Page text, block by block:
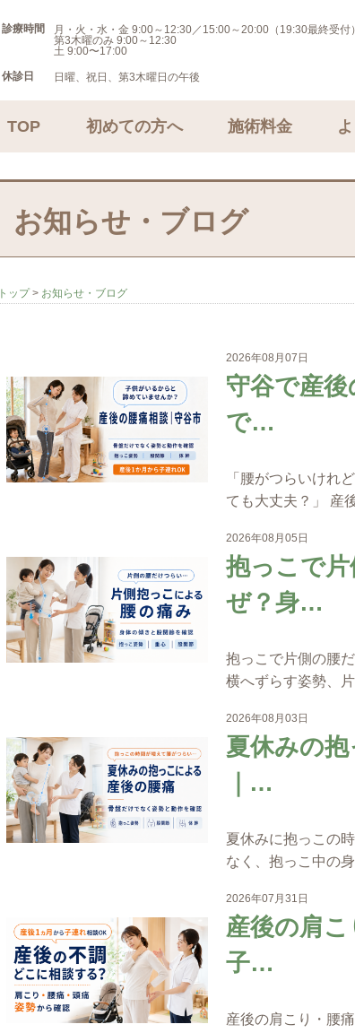
診療時間
月・火・水・金 9:00～12:30／15:00～20:00（19:30最終受付）
第3木曜のみ 9:00～12:30
土 9:00〜17:00
休診日
日曜、祝日、第3木曜日の午後
TOP 初めての方へ 施術料金
お知らせ・ブログ
トップ> お知らせ・ブログ
2026年08月07日
守谷で産
で…
「腰がつらいけれ
ても大丈夫？」 産
2026年08月05日
抱っこで
ぜ？身…
抱っこで片側の腰
横へずらす姿勢、
2026年08月03日
夏休みの
｜…
夏休みに抱っこの
なく、抱っこ中の
2026年07月31日
産後の肩
子…
産後の肩こり・腰